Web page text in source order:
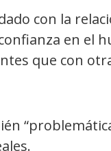
con la
en el
que con